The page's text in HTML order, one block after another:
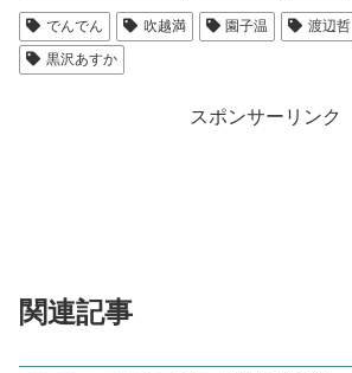
でんでん 吹越満 園子温 渡辺哲
黒沢あすか
スポンサーリンク
関連記事